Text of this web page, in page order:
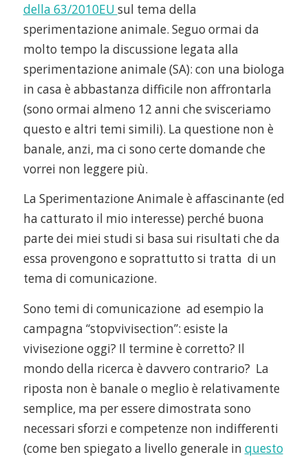
della 63/2010EU sul tema della
sperimentazione animale. Seguo ormai da
molto tempo la discussione legata alla
sperimentazione animale (SA): con una biologa
in casa è abbastanza difficile non affrontarla
(sono ormai almeno 12 anni che svisceriamo
questo e altri temi simili). La questione non è
banale, anzi, ma ci sono certe domande che
vorrei non leggere più.
La Sperimentazione Animale è affascinante (ed
ha catturato il mio interesse) perché buona
parte dei miei studi si basa sui risultati che da
essa provengono e soprattutto si tratta di un
tema di comunicazione.
Sono temi di comunicazione ad esempio la
campagna “stopvivisection”: esiste la
vivisezione oggi? Il termine è corretto? Il
mondo della ricerca è davvero contrario? La
riposta non è banale o meglio è relativamente
semplice, ma per essere dimostrata sono
necessari sforzi e competenze non indifferenti
(come ben spiegato a livello generale in questo